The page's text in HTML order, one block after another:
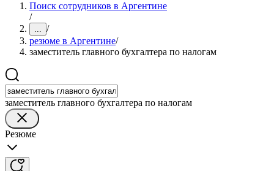
Поиск сотрудников в Аргентине
/
... /
резюме в Аргентине/
заместитель главного бухгалтера по налогам
заместитель главного бухгалтера по налогам
Резюме